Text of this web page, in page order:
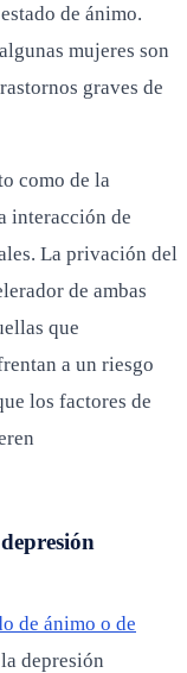
de ánimo.
mujeres son
graves de
como de la
interacción de
La privación del
de ambas
que
a un riesgo
los factores de
de ánimo o de
depresión